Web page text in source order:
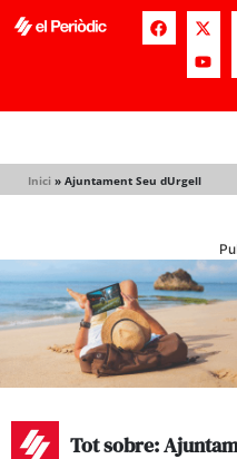
Inici » Ajuntament Seu dUrgell
Tot sobre: